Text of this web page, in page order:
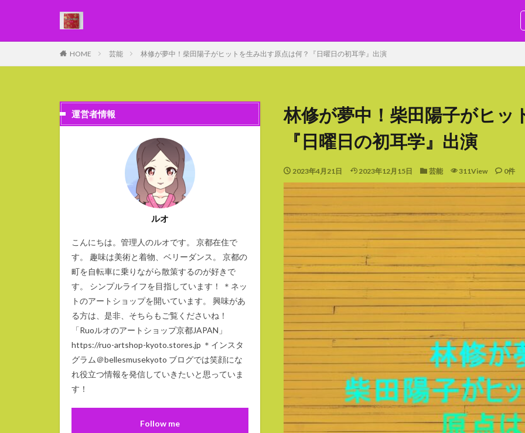
HOME 芸能 林修が夢中！柴田陽子がヒットを生み出す原点は何？『日曜日の初耳学』出演
林修が夢中！柴田陽子がヒッ
『日曜日の初耳学』出演
2023年4月21日 2023年12月15日 芸能 311View 0件
運営者情報
ルオ
こんにちは。管理人のルオです。 京都在住で
す。 趣味は美術と着物、ベリーダンス。 京都の
町を自転車に乗りながら散策するのが好きで
す。 シンプルライフを目指しています！ ＊ネッ
トのアートショップを開いています。 興味があ
る方は、是非、そちらもご覧くださいね！
「Ruoルオのアートショップ京都JAPAN」
https://ruo-artshop-kyoto.stores.jp ＊インスタ
グラム＠bellesmusekyoto ブログでは笑顔にな
れ役立つ情報を発信していきたいと思っていま
す！
Follow me
WEB デザイン SEO
検索